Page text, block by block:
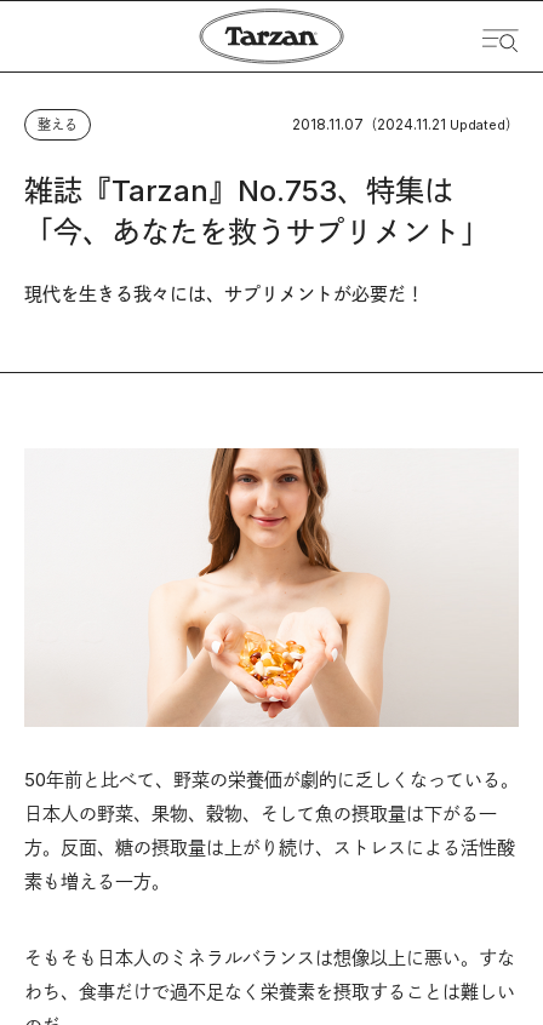
整える 2018.11.07 （2024.11.21 Updated）
雑誌『Tarzan』No.753、特集は
「今、あなたを救うサプリメント」
現代を生きる我々には、サプリメントが必要だ！
50年前と比べて、野菜の栄養価が劇的に乏しくなっている。
日本人の野菜、果物、穀物、そして魚の摂取量は下がる一
方。反面、糖の摂取量は上がり続け、ストレスによる活性酸
素も増える一方。
そもそも日本人のミネラルバランスは想像以上に悪い。すな
わち、食事だけで過不足なく栄養素を摂取することは難しい